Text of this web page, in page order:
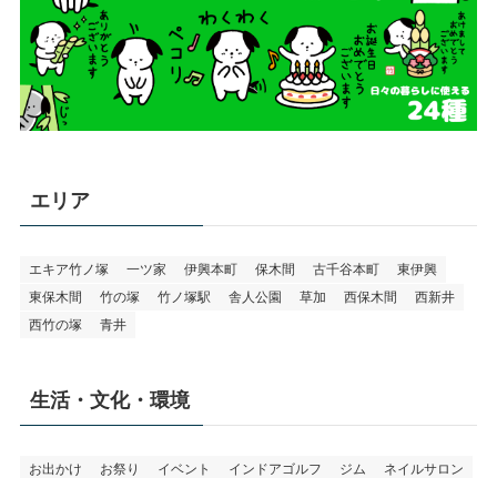
エリア
エキア竹ノ塚 一ツ家 伊興本町 保木間 古千谷本町
東伊興
東保木間
竹の塚 竹ノ塚駅 舎人公園 草加 西保木間
西新井
西竹の塚
青井
生活・文化・環境
お出かけ お祭り イベント インドアゴルフ ジム
ネイルサロン